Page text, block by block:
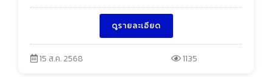
ดูรายละเอียด
15 ส.ค. 2568 1135